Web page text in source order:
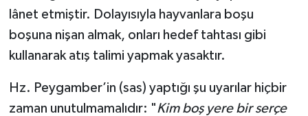
lânet etmiştir. Dolayısıyla hayvanlara boşu
boşuna nişan almak, onları hedef tahtası gibi
kullanarak atış talimi yapmak yasaktır.
Hz. Peygamber’in (sas) yaptığı şu uyarılar hiçbir
zaman unutulmamalıdır: "Kim boş yere bir serçe